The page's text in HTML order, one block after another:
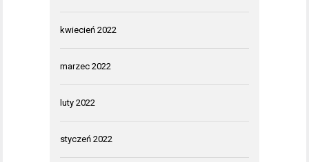
kwiecień 2022
marzec 2022
luty 2022
styczeń 2022